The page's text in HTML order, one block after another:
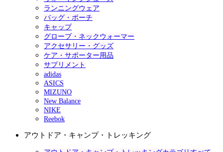
ランニングウェア
バッグ・ポーチ
キャップ
グローブ・ネックウォーマー
アクセサリー・グッズ
ケア・サポーター用品
サプリメント
adidas
ASICS
MIZUNO
New Balance
NIKE
Reebok
アウトドア・キャンプ・トレッキング